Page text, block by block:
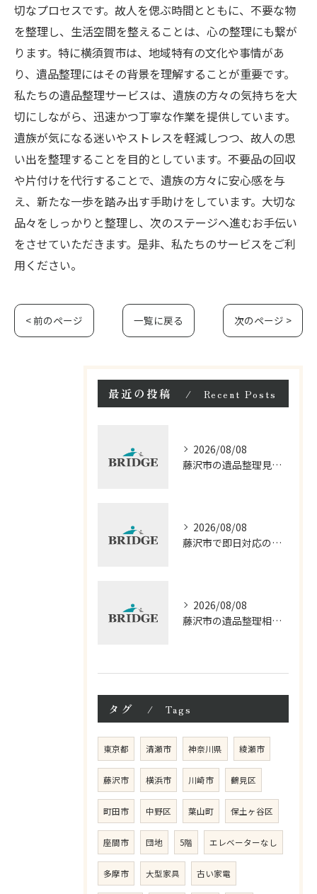
切なプロセスです。故人を偲ぶ時間とともに、不要な物
を整理し、生活空間を整えることは、心の整理にも繋が
ります。特に横須賀市は、地域特有の文化や事情があ
り、遺品整理にはその背景を理解することが重要です。
私たちの遺品整理サービスは、遺族の方々の気持ちを大
切にしながら、迅速かつ丁寧な作業を提供しています。
遺族が気になる迷いやストレスを軽減しつつ、故人の思
い出を整理することを目的としています。不要品の回収
や片付けを代行することで、遺族の方々に安心感を与
え、新たな一歩を踏み出す手助けをしています。大切な
品々をしっかりと整理し、次のステージへ進むお手伝い
をさせていただきます。是非、私たちのサービスをご利
用ください。
< 前のページ 一覧に戻る 次のページ >
最近の投稿 Recent Posts
2026/08/08
藤沢市の遺品整理見積もりと相談の流れ
2026/08/08
藤沢市で即日対応の遺品整理口コミ徹底解説
2026/08/08
藤沢市の遺品整理相談と見積もり費用の基本知識
タグ Tags
東京都 清瀬市 神奈川県 綾瀬市
藤沢市 横浜市 川崎市 鶴見区
町田市 中野区 葉山町 保土ヶ谷区
座間市 団地 5階 エレベーターなし
多摩市 大型家具 古い家電